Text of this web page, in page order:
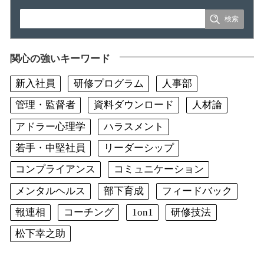
関心の強いキーワード
新入社員 研修プログラム
人事部
管理・監督者
資料ダウンロード
人材論
アドラー心理学
ハラスメント
若手・中堅社員
リーダーシップ
コンプライアンス
コミュニケーション
メンタルヘルス
部下育成
フィードバック
報連相
コーチング 1on1
研修技法
松下幸之助